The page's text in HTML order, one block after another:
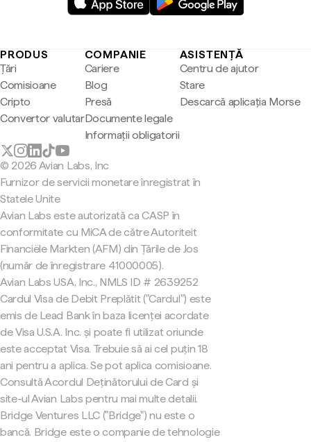
PRODUS
Țări
Comisioane
Cripto
Convertor valutar
COMPANIE
Cariere
Blog
Presă
Documente legale
Informații obligatorii
ASISTENȚĂ
Centru de ajutor
Stare
Descarcă aplicația Morse
© 2026 Avian Labs, Inc
Furnizor de servicii monetare înregistrat în
Statele Unite
Avian Labs este autorizată ca CASP în
conformitate cu MiCA de către Autoriteit
Financiële Markten (AFM) din Țările de Jos
(număr de înregistrare 41000005).
Avian Labs USA, Inc., NMLS ID # 2639252
Cardul Visa de Debit Preplătit ("Cardul") este
emis de Lead Bank în baza licenței acordate
de Visa U.S.A. Inc. și poate fi utilizat oriunde
este acceptat Visa. Trebuie să ai cel puțin 18
ani pentru a aplica. Se pot aplica comisioane.
Consultă Acordul Deținătorului de Card și
site-ul Avian Labs pentru mai multe detalii.
Bridge Ventures LLC ("Bridge") nu este o
bancă. Bridge este o companie de tehnologie